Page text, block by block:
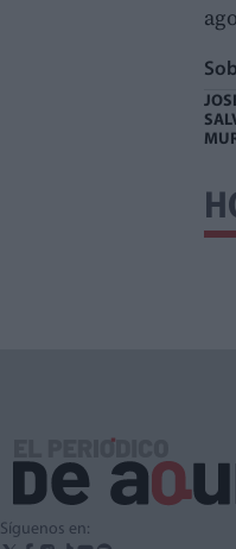
Síguenos en: